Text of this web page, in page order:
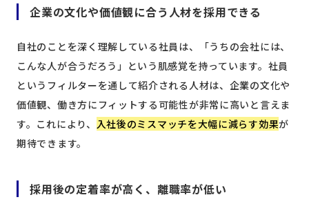
企業の文化や価値観に合う人材を採用できる
自社のことを深く理解している社員は、「うちの会社には、
こんな人が合うだろう」という肌感覚を持っています。社員
というフィルターを通して紹介される人材は、企業の文化や
価値観、働き方にフィットする可能性が非常に高いと言えま
す。これにより、 入社後のミスマッチを大幅に減らす効果が
期待できます。
採用後の定着率が高く、離職率が低い